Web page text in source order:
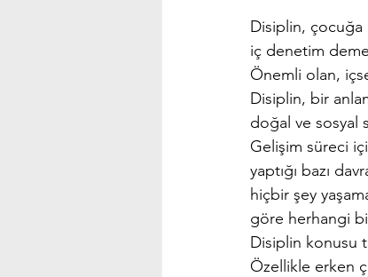
Disiplin, çocuğa
iç denetim
Önemli olan,
Disiplin, bir
doğal ve sosyal
Gelişim süreci
yaptığı bazı
hiçbir şey
göre herhangi
Disiplin konusu
Özellikle erken